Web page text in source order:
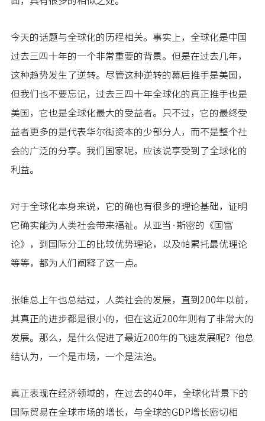
今天的话题与全球化的历程相关。事实上，全球化是中国
过去三四十年的一个非常重要的背景。但是在过去几年，
这种趋势发生了逆转。尽管这种逆转的幕后推手是美国，
但我们也不要忘记，过去三四十年全球化的真正推手也是
美国，它也是全球化最大的受益者。只不过，它的最终受
益者更多的是代表华尔街资本的少部分人，而不是整个社
会的广泛的分享。我们国家呢，应该说享受到了全球化的
利益。
对于全球化本身来说，它的确也有很多的理论基础，证明
它确实能为人类社会带来福祉。从亚当·斯密的《国富
论》，到国际分工的比较优势理论，以及帕累托最优理论
等等，都为人们阐释了这一点。
张维总上午也总结过，人类社会的发展，直到200年以前，
其真正的进步都是很小的，但在这近200年则有了非常大的
发展。那么，是什么促进了最近200年的飞速发展呢？他总
结认为，一个是市场，一个是法治。
真正表现在经济领域的，在过去的40年，全球化背景下的
国际贸易在全球市场的增长，与全球的GDP增长密切相